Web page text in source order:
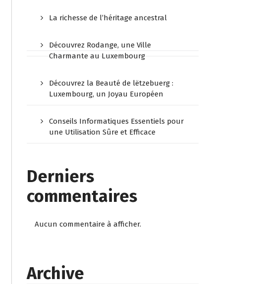
La richesse de l’héritage ancestral
Découvrez Rodange, une Ville
Charmante au Luxembourg
Découvrez la Beauté de lëtzebuerg :
Luxembourg, un Joyau Européen
Conseils Informatiques Essentiels pour
une Utilisation Sûre et Efficace
Derniers
commentaires
Aucun commentaire à afficher.
Archive